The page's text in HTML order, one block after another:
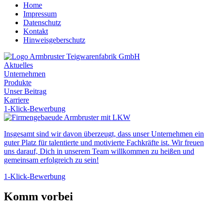
Home
Impressum
Datenschutz
Kontakt
Hinweisgeberschutz
Aktuelles
Unternehmen
Produkte
Unser Beitrag
Karriere
1-Klick-Bewerbung
Insgesamt sind wir davon überzeugt, dass unser Unternehmen ein
guter Platz für talentierte und motivierte Fachkräfte ist. Wir freuen
uns darauf, Dich in unserem Team willkommen zu heißen und
gemeinsam erfolgreich zu sein!
1-Klick-Bewerbung
Komm vorbei